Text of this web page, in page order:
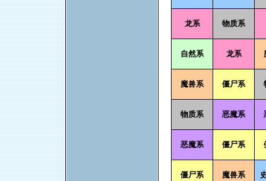
龙系 物质系
自然系 龙系
魔兽系 僵尸系
物质系 恶魔系
恶魔系 僵尸系
僵尸系 魔兽系